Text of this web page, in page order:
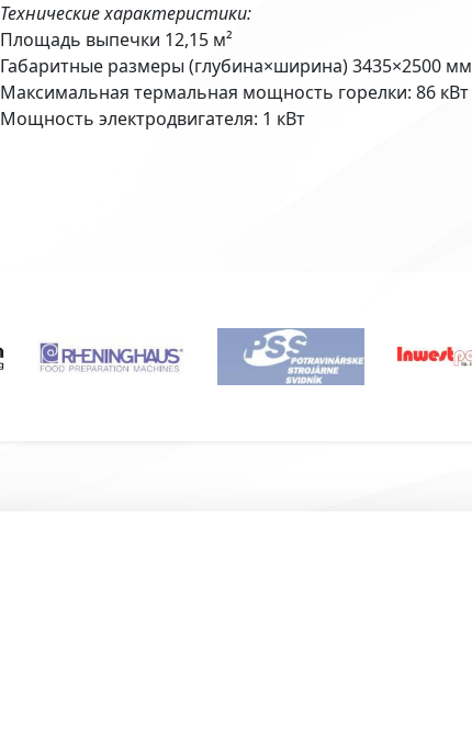
Технические характеристики:
Площадь выпечки 12,15 м²
Габаритные размеры (глубина×ширина) 3435×2500 мм
Максимальная термальная мощность горелки: 86 кВт
Мощность электродвигателя: 1 кВт